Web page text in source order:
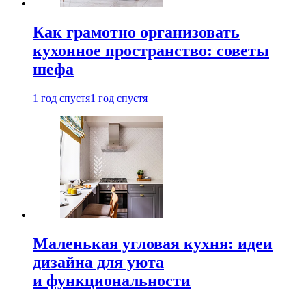
Как грамотно организовать
кухонное пространство: советы
шефа
1 год спустя1 год спустя
Маленькая угловая кухня: идеи
дизайна для уюта
и функциональности